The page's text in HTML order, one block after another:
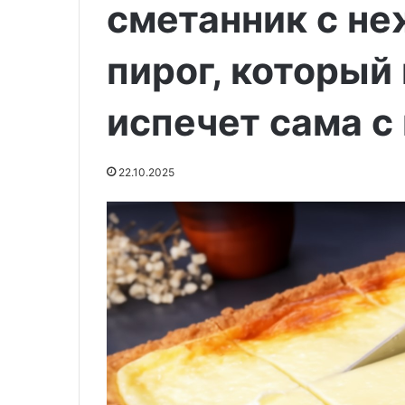
сметанник с
пирог,
испечет сама с
22.10.2025
Квас хлебный без дрожжей
Острый
соус